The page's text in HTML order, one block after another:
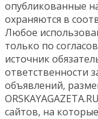
опубликованные на
охраняются в
Любое
только по
источник
ответственности
объявлений,
сайтов, на